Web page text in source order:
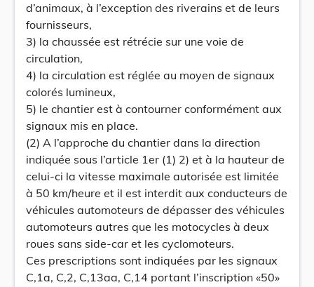
d’animaux, à l’exception des riverains et de leurs
fournisseurs,
3) la chaussée est rétrécie sur une voie de
circulation,
4) la circulation est réglée au moyen de signaux
colorés lumineux,
5) le chantier est à contourner conformément aux
signaux mis en place.
(2) A l’approche du chantier dans la direction
indiquée sous l’article 1er (1) 2) et à la hauteur de
celui-ci la vitesse maximale autorisée est limitée
à 50 km/heure et il est interdit aux conducteurs de
véhicules automoteurs de dépasser des véhicules
automoteurs autres que les motocycles à deux
roues sans side-car et les cyclomoteurs.
Ces prescriptions sont indiquées par les signaux
C,1a, C,2, C,13aa, C,14 portant l’inscription «50»